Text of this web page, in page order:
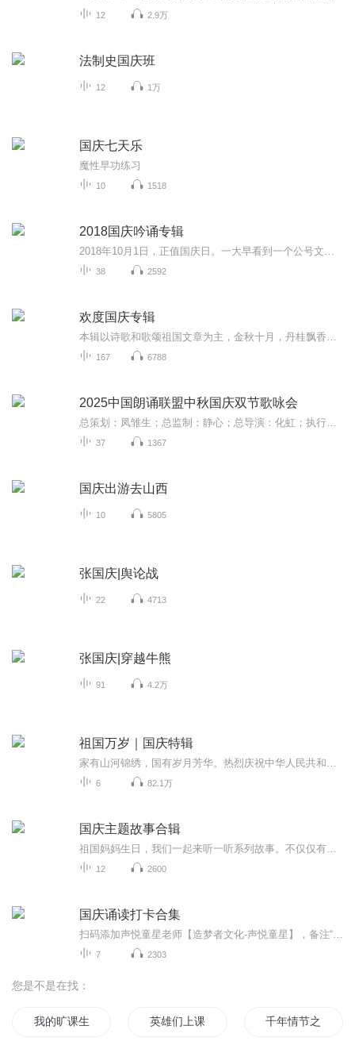
12 2.9万
法制史国庆班
12 1万
国庆七天乐
魔性早功练习
10 1518
2018国庆吟诵专辑
38 2592
欢度国庆专辑
167 6788
2025中国朗诵联盟中秋国庆双节歌咏会
37 1367
国庆出游去山西
10 5805
张国庆|舆论战
22 4713
张国庆|穿越牛熊
91 4.2万
祖国万岁｜国庆特辑
6 82.1万
国庆主题故事合辑
12 2600
国庆诵读打卡合集
7 2303
您是不是在找：
我的旷课生活 英雄们上课啦 千年情节之三生